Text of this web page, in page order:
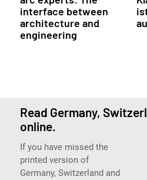
interface between
architecture and
engineering
Read Germany,
online.
If you have missed the
printed version of
Germany, Switzerland and